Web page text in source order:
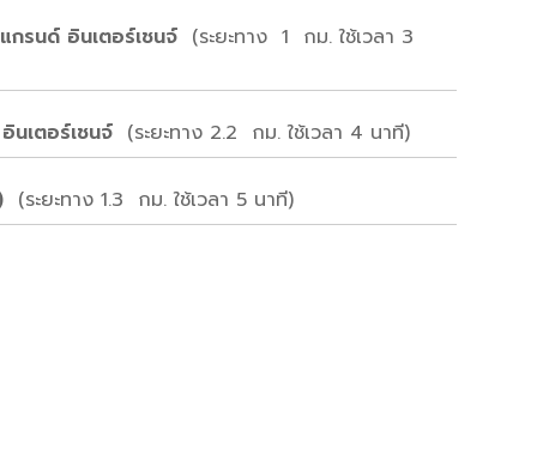
รนด์ อินเตอร์เชนจ์ (ระยะทาง 1 กม. ใช้เวลา 3
นเตอร์เชนจ์ (ระยะทาง 2.2 กม. ใช้เวลา 4 นาที)
(ระยะทาง 1.3 กม. ใช้เวลา 5 นาที)